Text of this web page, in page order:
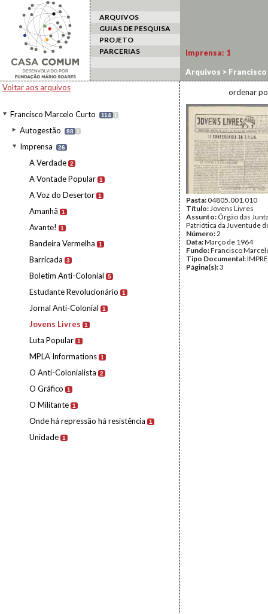
ARQUIVOS
GUIAS DE PESQUISA
PROJETO
PARCERIAS
Voltar aos arquivos
Francisco Marcelo Curto 114 I
Autogestão 88 I
Imprensa 26
A Verdade 2
A Vontade Popular 1
A Voz do Desertor 1
Amanhã 1
Avante! 1
Bandeira Vermelha 1
Barricada 3
Boletim Anti-Colonial 5
Estudante Revolucionário 1
Jornal Anti-Colonial 1
Jovens Livres 1
Luta Popular 1
MPLA Informations 1
O Anti-Colonialista 2
O Gráfico 1
O Militante 1
Onde há repressão há resistência 1
Unidade 1
Imprensa: 1
Arquivos >
ordenar
Pasta:04805.001.010
Título:Jovens Livres
Assunto: Órgão das
Patriótica da Juventude
Número:2
Data:Março de 1964
Fundo:Francisco
Tipo Documental:
Página(s):3